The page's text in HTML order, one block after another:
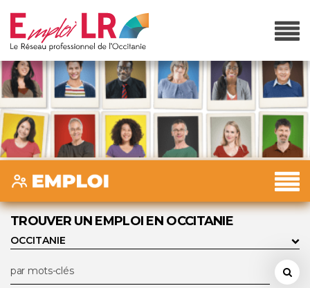
TROUVER UN EMPLOI EN OCCITANIE